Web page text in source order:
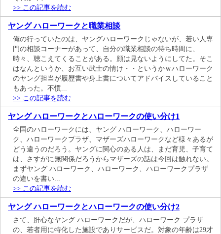
>> この記事を読む
ヤング ハローワークと職業相談
俺の行っていたのは、ヤングハローワークじゃないが、若い人専
門の相談コーナーがあって、自分の職業相談の待ち時間に、
時々、聴こえてくることがある。顔は見ないようにしてた。そこ
はなんというか、お互い武士の情け・・というかｗハローワーク
のヤング担当が履歴書や身上書についてアドバイスしていること
もあった。不慣...
>> この記事を読む
ヤング ハローワークとハローワークの使い分け1
全国のハローワークには、ヤング ハローワーク、ハローワー
ク、ハローワークプラザ、マザーズハローワークなど様々あるが
どう違うのだろう。ヤングに関心のある人は、まだ育児、子育て
は、さすがに無関係だろうからマザーズの話は今回は触れない。
まずヤング ハローワーク、ハローワーク、ハローワークプラザ
の違いを書い...
>> この記事を読む
ヤング ハローワークとハローワークの使い分け2
さて、肝心なヤング ハローワークだが、ハローワーク プラザ
の、若者用に特化した施設でありサービスだ。対象の年齢は29才